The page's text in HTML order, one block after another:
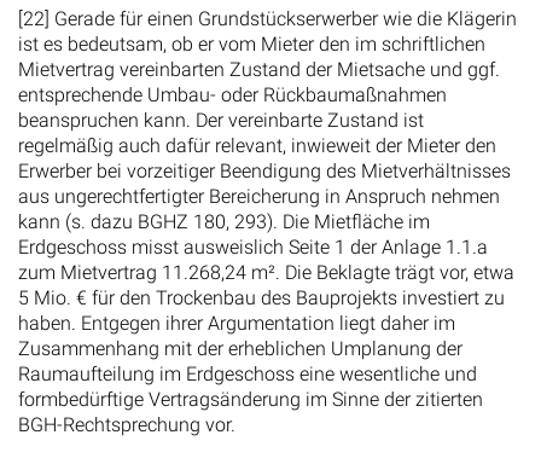
[22] Gerade für einen Grundstückserwerber wie die Klägerin
ist es bedeutsam, ob er vom Mieter den im schriftlichen
Mietvertrag vereinbarten Zustand der Mietsache und ggf.
entsprechende Umbau- oder Rückbaumaßnahmen
beanspruchen kann. Der vereinbarte Zustand ist
regelmäßig auch dafür relevant, inwieweit der Mieter den
Erwerber bei vorzeitiger Beendigung des Mietverhältnisses
aus ungerechtfertigter Bereicherung in Anspruch nehmen
kann (s. dazu BGHZ 180, 293). Die Mietfläche im
Erdgeschoss misst ausweislich Seite 1 der Anlage 1.1.a
zum Mietvertrag 11.268,24 m². Die Beklagte trägt vor, etwa
5 Mio. € für den Trockenbau des Bauprojekts investiert zu
haben. Entgegen ihrer Argumentation liegt daher im
Zusammenhang mit der erheblichen Umplanung der
Raumaufteilung im Erdgeschoss eine wesentliche und
formbedürftige Vertragsänderung im Sinne der zitierten
BGH-Rechtsprechung vor.